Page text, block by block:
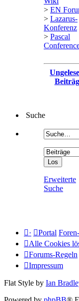
> EN
> Lazarus-
Konferenz
> Pascal
Suche
Erweiterte
Suche
· Portal
Alle Cookies
Forums-Regeln
Impressum
Flat Style by Ian